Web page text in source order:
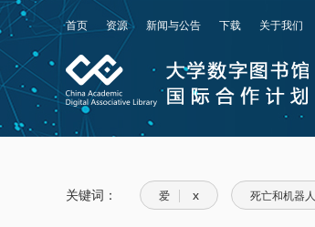
首页 资源 新闻与公告 下载 关于我们
关键词： 爱 x 死亡和机器人